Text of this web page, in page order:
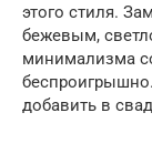
этого стиля.
бежевым,
минимализма
добавить в